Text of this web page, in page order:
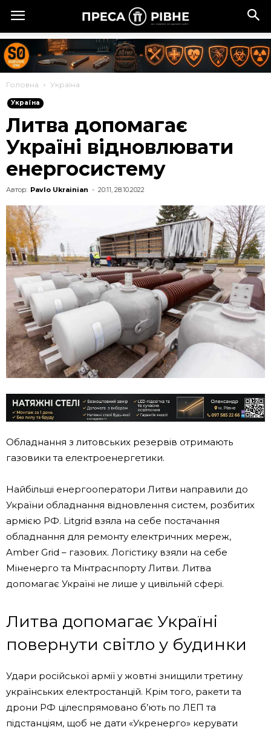
Головна Україна
Україна
Литва допомагає
Україні відновлювати
енергосистему
Автор: Pavlo Ukrainian - 20:11, 28.10.2022
Обладнання з литовських резервів отримають
газовики та електроенергетики.
Найбільші енергооператори Литви направили до
України обладнання відновлення систем, розбитих
армією РФ. Litgrid взяла на себе постачання
обладнання для ремонту електричних мереж,
Amber Grid – газових. Логістику взяли на себе
Міненерго та Мінтраснпорту Литви. Литва
допомагає Україні не лише у цивільній сфері.
Литва допомагає Україні
повернути світло у будинки
Удари російської армії у жовтні знищили третину
українських електростанцій. Крім того, ракети та
дрони РФ цілеспрямовано б’ють по ЛЕП та
підстанціям, щоб не дати «Укренерго» керувати